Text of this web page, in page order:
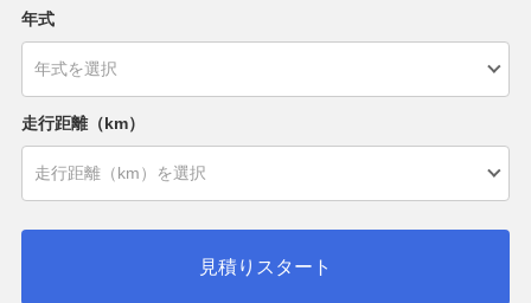
年式
走行距離（km）
見積りスタート